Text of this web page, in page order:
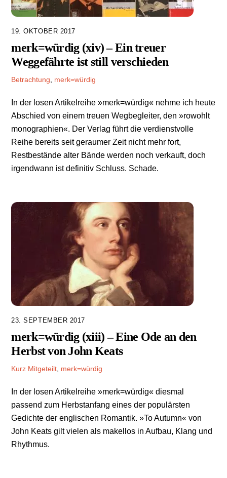
19. OKTOBER 2017
merk=würdig (xiv) – Ein treuer
Weggefährte ist still verschieden
Betrachtung merk=würdig
In der losen Artikelreihe »merk=würdig« nehme ich heute
Abschied von einem treuen Wegbegleiter, den »rowohlt
monographien«. Der Verlag führt die verdienstvolle
Reihe bereits seit geraumer Zeit nicht mehr fort,
Restbestände alter Bände werden noch verkauft, doch
irgendwann ist definitiv Schluss. Schade.
23. SEPTEMBER 2017
merk=würdig (xiii) – Eine Ode an den
Herbst von John Keats
Kurz Mitgeteilt merk=würdig
In der losen Artikelreihe »merk=würdig« diesmal
passend zum Herbstanfang eines der populärsten
Gedichte der englischen Romantik. »To Autumn« von
John Keats gilt vielen als makellos in Aufbau, Klang und
Rhythmus.